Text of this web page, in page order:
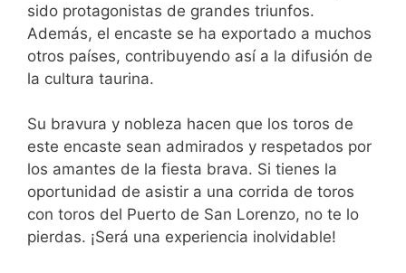
sido protagonistas de grandes triunfos.
Además, el encaste se ha exportado a muchos
otros países, contribuyendo así a la difusión de
la cultura taurina.
Su bravura y nobleza hacen que los toros de
este encaste sean admirados y respetados por
los amantes de la fiesta brava. Si tienes la
oportunidad de asistir a una corrida de toros
con toros del Puerto de San Lorenzo, no te lo
pierdas. ¡Será una experiencia inolvidable!